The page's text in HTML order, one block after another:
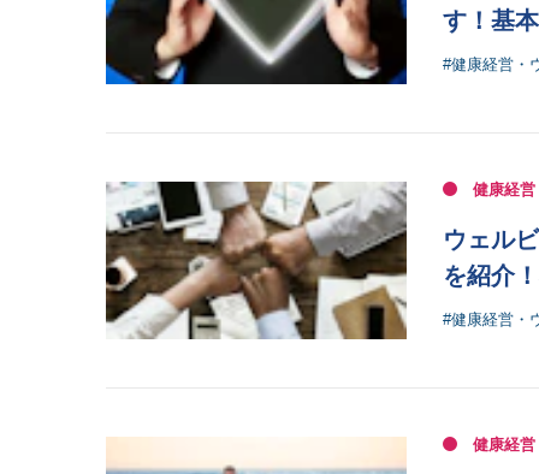
す！基
#健康経営・
健康経営
ウェル
を紹介
#健康経営・
健康経営